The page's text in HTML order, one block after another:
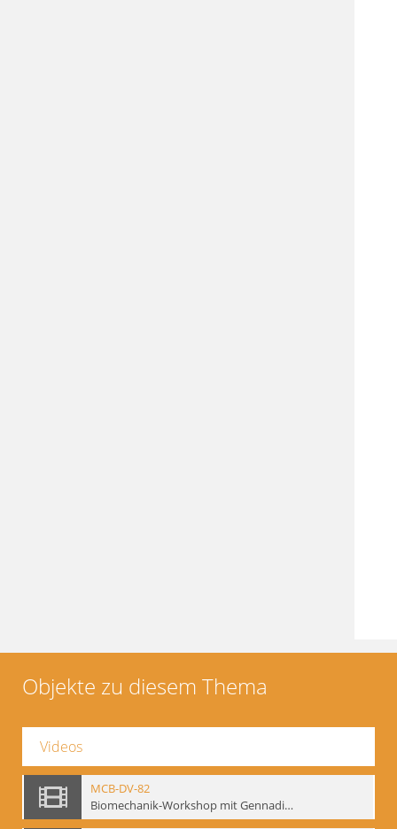
Objekte zu diesem Thema
Videos
MCB-DV-82
Biomechanik-Workshop mit Gennadij Bogdanow, Berlin, 1997